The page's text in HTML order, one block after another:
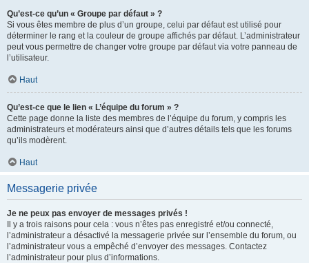
Qu’est-ce qu’un « Groupe par défaut » ?
Si vous êtes membre de plus d’un groupe, celui par défaut est utilisé pour
déterminer le rang et la couleur de groupe affichés par défaut. L’administrateur
peut vous permettre de changer votre groupe par défaut via votre panneau de
l’utilisateur.
Haut
Qu’est-ce que le lien « L’équipe du forum » ?
Cette page donne la liste des membres de l’équipe du forum, y compris les
administrateurs et modérateurs ainsi que d’autres détails tels que les forums
qu’ils modèrent.
Haut
Messagerie privée
Je ne peux pas envoyer de messages privés !
Il y a trois raisons pour cela : vous n’êtes pas enregistré et/ou connecté,
l’administrateur a désactivé la messagerie privée sur l’ensemble du forum, ou
l’administrateur vous a empêché d’envoyer des messages. Contactez
l’administrateur pour plus d’informations.